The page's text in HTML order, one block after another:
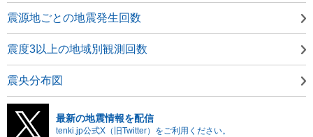
震源地ごとの地震発生回数
震度3以上の地域別観測回数
震央分布図
最新の地震情報を配信
tenki.jp公式X（旧Twitter）をご利用ください。